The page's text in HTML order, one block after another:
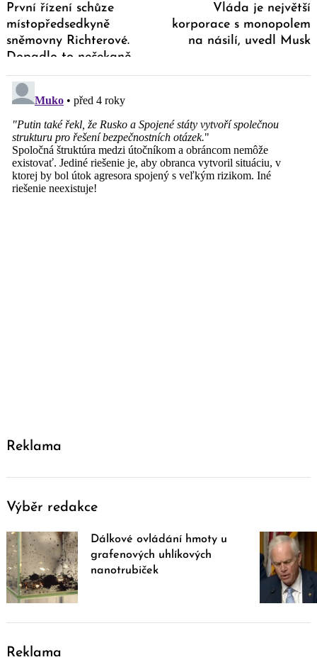
První řízení schůze
místopředsedkyně
sněmovny Richterové.
Dopadlo to nečekaně
Vláda je největší
korporace s monopolem
na násilí, uvedl Musk
Reklama
Výběr redakce
Dálkové ovládání hmoty u
grafenových uhlíkových
nanotrubiček
Reklama